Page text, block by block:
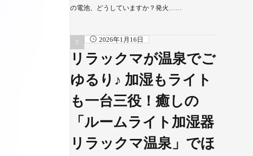
の電池、どうしていますか？発火……
2026年1月16日
リラックマが温泉でご
ゆるり♪ 加湿もライト
も一台三役！癒しの
「ルームライト加湿器
リラックマ温泉」でほ